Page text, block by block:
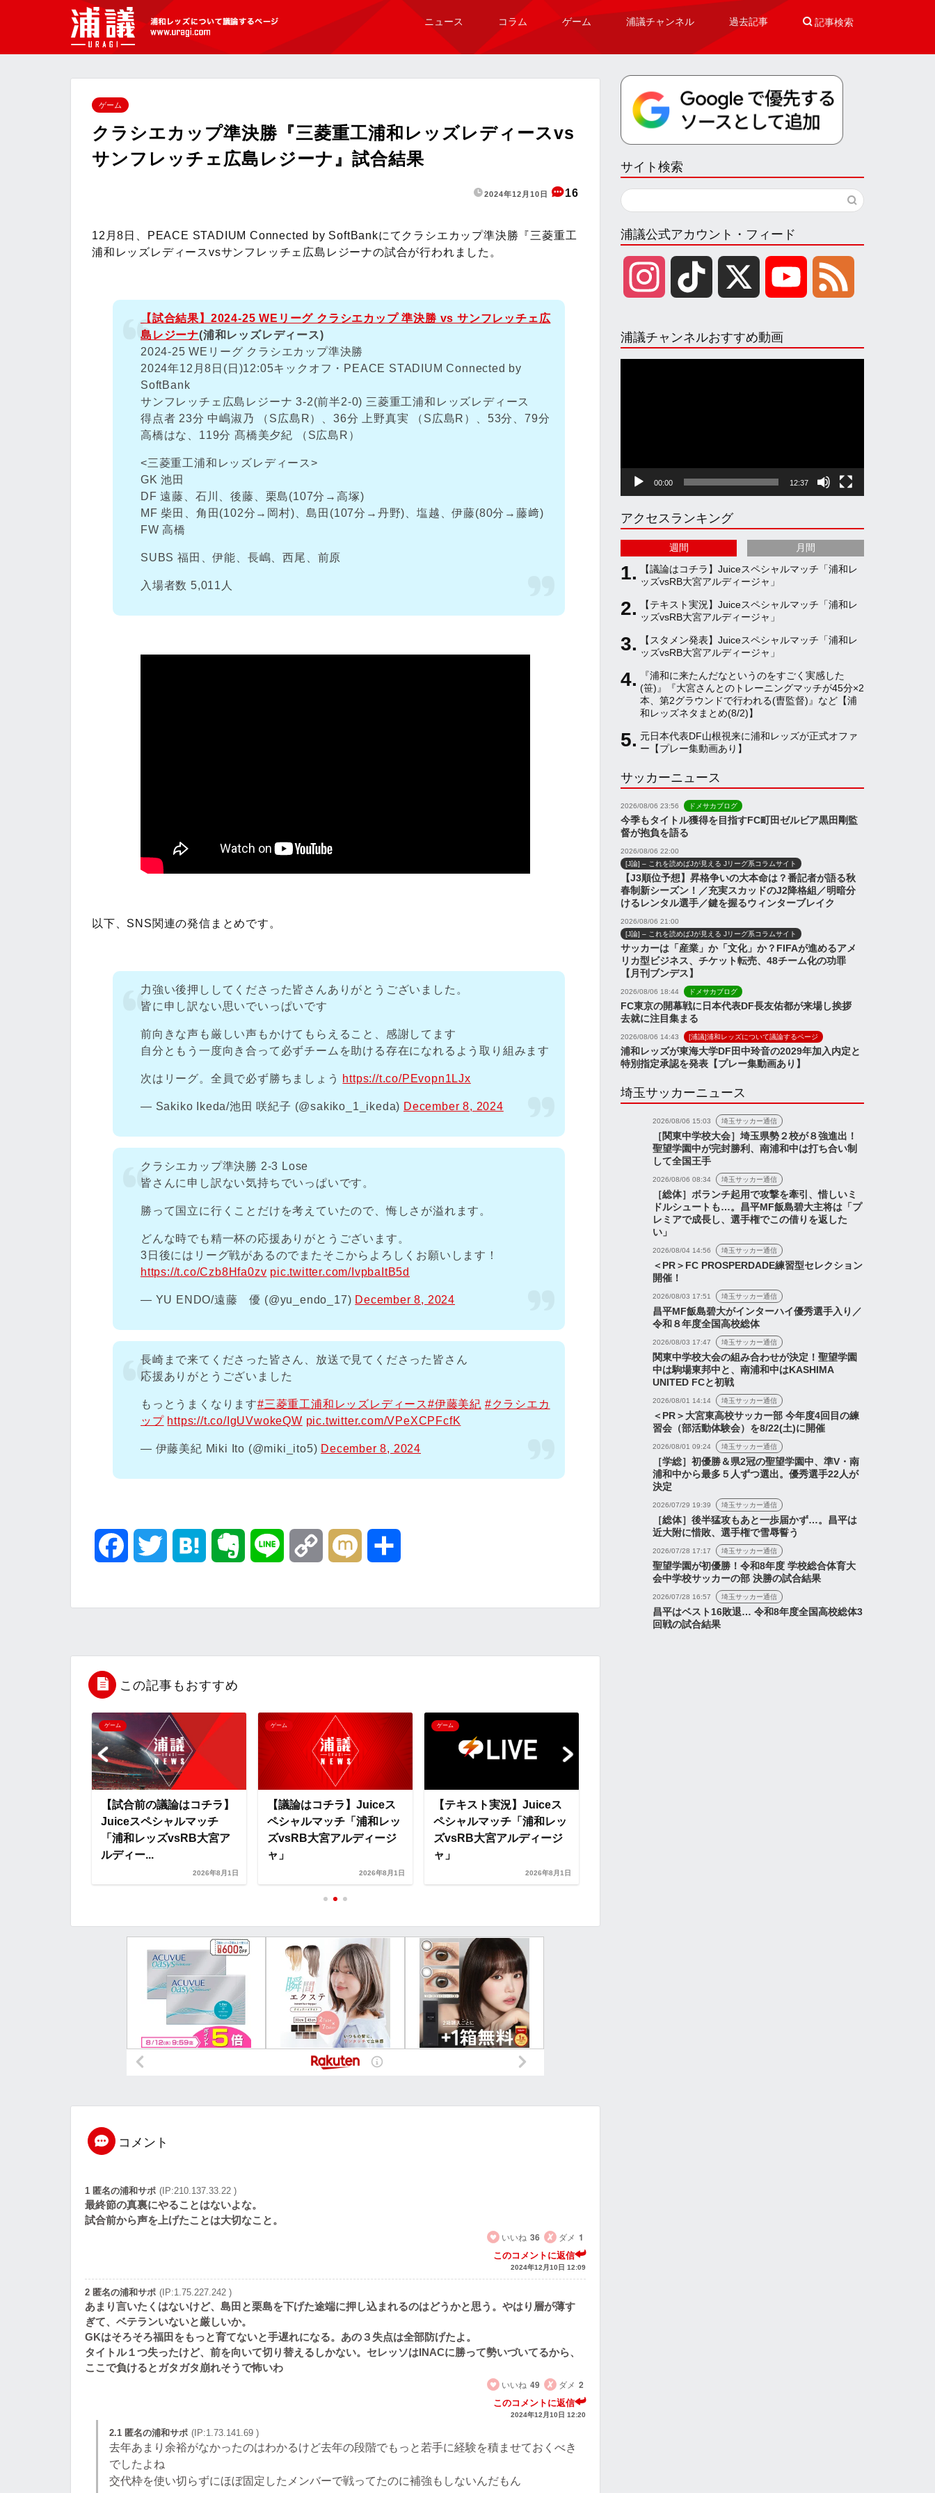
[浦議]浦和レッズについて議論するペ
ニュース コラム ゲーム 浦議チャンネル 過去記事  記事検索
ゲーム
クラシエカップ準決勝『三菱重工浦和レッズレディースvs
サンフレッチェ広島レジーナ』試合結果
2024年12月10日 16
12月8日、PEACE STADIUM Connected by SoftBankにてクラシエカップ準決勝『三菱重工
浦和レッズレディースvsサンフレッチェ広島レジーナの試合が行われました。
【試合結果】2024-25 WEリーグ クラシエカップ 準決勝 vs サンフレッチェ広
島レジーナ(浦和レッズレディース)
2024-25 WEリーグ クラシエカップ準決勝
2024年12月8日(日)12:05キックオフ・PEACE STADIUM Connected by
SoftBank
サンフレッチェ広島レジーナ 3-2(前半2-0) 三菱重工浦和レッズレディース
得点者 23分 中嶋淑乃 （S広島R）、36分 上野真実 （S広島R）、53分、79分
高橋はな、119分 髙橋美夕紀 （S広島R）
<三菱重工浦和レッズレディース>
GK 池田
DF 遠藤、石川、後藤、栗島(107分→高塚)
MF 柴田、角田(102分→岡村)、島田(107分→丹野)、塩越、伊藤(80分→藤﨑)
FW 高橋
SUBS 福田、伊能、長嶋、西尾、前原
入場者数 5,011人
以下、SNS関連の発信まとめです。
力強い後押ししてくださった皆さんありがとうございました。
皆に申し訳ない思いでいっぱいです
前向きな声も厳しい声もかけてもらえること、感謝してます
自分ともう一度向き合って必ずチームを助ける存在になれるよう取り組みます
次はリーグ。全員で必ず勝ちましょう https://t.co/PEvopn1LJx
— Sakiko Ikeda/池田 咲紀子 (@sakiko_1_ikeda) December 8, 2024
クラシエカップ準決勝 2-3 Lose
皆さんに申し訳ない気持ちでいっぱいです。
勝って国立に行くことだけを考えていたので、悔しさが溢れます。
どんな時でも精一杯の応援ありがとうございます。
3日後にはリーグ戦があるのでまたそこからよろしくお願いします！
https://t.co/Czb8Hfa0zv pic.twitter.com/IvpbaItB5d
— YU ENDO/遠藤 優 (@yu_endo_17) December 8, 2024
長崎まで来てくださった皆さん、放送で見てくださった皆さん
応援ありがとうございました
もっとうまくなります#三菱重工浦和レッズレディース#伊藤美紀 #クラシエカ
ップ https://t.co/IgUVwokeQW pic.twitter.com/VPeXCPFcfK
— 伊藤美紀 Miki Ito (@miki_ito5) December 8, 2024
b
o
o
k
t
e
r
n
a o i
n
k
この記事もおすすめ
ゲーム
【試合前の議論はコチラ】
Juiceスペシャルマッチ
「浦和レッズvsRB大宮ア
ルディー...
2026年8月1日
ゲーム
【議論はコチラ】Juiceス
ペシャルマッチ「浦和レッ
ズvsRB大宮アルディージ
ャ」
2026年8月1日
ゲーム
【テキスト実況】Juiceス
ペシャルマッチ「浦和レッ
ズvsRB大宮アルディージ
ャ」
2026年8月1日
コメント
1 匿名の浦和サポ (IP:210.137.33.22 )
最終節の真裏にやることはないよな。
試合前から声を上げたことは大切なこと。
いいね 36 ダメ 1
このコメントに返信
2024年12月10日 12:09
2 匿名の浦和サポ (IP:1.75.227.242 )
あまり言いたくはないけど、島田と栗島を下げた途端に押し込まれるのはどうかと思う。やはり層が薄す
ぎて、ベテランいないと厳しいか。
GKはそろそろ福田をもっと育てないと手遅れになる。あの３失点は全部防げたよ。
タイトル１つ失ったけど、前を向いて切り替えるしかない。セレッソはINACに勝って勢いづいてるから、
ここで負けるとガタガタ崩れそうで怖いわ
いいね 49 ダメ 2
このコメントに返信
2024年12月10日 12:20
2.1 匿名の浦和サポ (IP:1.73.141.69 )
去年あまり余裕がなかったのはわかるけど去年の段階でもっと若手に経験を積ませておくべき
でしたよね
交代枠を使い切らずにほぼ固定したメンバーで戦ってたのに補強もしないんだもん
サイト検索
浦議公式アカウント・フィード
s
g
r
a
m
k
k
u
b
e
C
h
n
n
l
e
浦議チャンネルおすすめ動画
00:00 12:37
アクセスランキング
週間 月間
【議論はコチラ】Juiceスペシャルマッチ「浦和レ
ッズvsRB大宮アルディージャ」
【テキスト実況】Juiceスペシャルマッチ「浦和レ
ッズvsRB大宮アルディージャ」
【スタメン発表】Juiceスペシャルマッチ「浦和レ
ッズvsRB大宮アルディージャ」
『浦和に来たんだなというのをすごく実感した
(笹)』『大宮さんとのトレーニングマッチが45分×2
本、第2グラウンドで行われる(曺監督)』など【浦
和レッズネタまとめ(8/2)】
元日本代表DF山根視来に浦和レッズが正式オファ
ー【プレー集動画あり】
サッカーニュース
2026/08/06 23:56 ドメサカブログ
今季もタイトル獲得を目指すFC町田ゼルビア黒田剛監
督が抱負を語る
2026/08/06 22:00
[J論] – これを読めばJが見える Jリーグ系コラムサイト
【J3順位予想】昇格争いの大本命は？番記者が語る秋
春制新シーズン！／充実スカッドのJ2降格組／明暗分
けるレンタル選手／鍵を握るウィンターブレイク
2026/08/06 21:00
[J論] – これを読めばJが見える Jリーグ系コラムサイト
サッカーは「産業」か「文化」か？FIFAが進めるアメ
リカ型ビジネス、チケット転売、48チーム化の功罪
【月刊ブンデス】
2026/08/06 18:44 ドメサカブログ
FC東京の開幕戦に日本代表DF長友佑都が来場し挨拶
去就に注目集まる
2026/08/06 14:43 [浦議]浦和レッズについて議論するページ
浦和レッズが東海大学DF田中玲音の2029年加入内定と
特別指定承認を発表【プレー集動画あり】
埼玉サッカーニュース
2026/08/06 15:03 埼玉サッカー通信
［関東中学校大会］埼玉県勢２校が８強進出！
聖望学園中が完封勝利、南浦和中は打ち合い制
して全国王手
2026/08/06 08:34 埼玉サッカー通信
［総体］ボランチ起用で攻撃を牽引、惜しいミ
ドルシュートも…。昌平MF飯島碧大主将は「プ
レミアで成長し、選手権でこの借りを返した
い」
2026/08/04 14:56 埼玉サッカー通信
＜PR＞FC PROSPERDADE練習型セレクション
開催！
2026/08/03 17:51 埼玉サッカー通信
昌平MF飯島碧大がインターハイ優秀選手入り／
令和８年度全国高校総体
2026/08/03 17:47 埼玉サッカー通信
関東中学校大会の組み合わせが決定！聖望学園
中は駒場東邦中と、南浦和中はKASHIMA
UNITED FCと初戦
2026/08/01 14:14 埼玉サッカー通信
＜PR＞大宮東高校サッカー部 今年度4回目の練
習会（部活動体験会）を8/22(土)に開催
2026/08/01 09:24 埼玉サッカー通信
［学総］初優勝＆県2冠の聖望学園中、準V・南
浦和中から最多５人ずつ選出。優秀選手22人が
決定
2026/07/29 19:39 埼玉サッカー通信
［総体］後半猛攻もあと一歩届かず…。昌平は
近大附に惜敗、選手権で雪辱誓う
2026/07/28 17:17 埼玉サッカー通信
聖望学園が初優勝！令和8年度 学校総合体育大
会中学校サッカーの部 決勝の試合結果
2026/07/28 16:57 埼玉サッカー通信
昌平はベスト16敗退… 令和8年度全国高校総体3
回戦の試合結果